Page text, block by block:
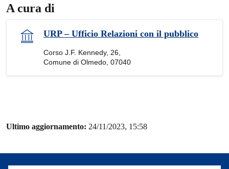
A cura di
URP – Ufficio Relazioni con il pubblico
Corso J.F. Kennedy, 26,
Comune di Olmedo, 07040
Ultimo aggiornamento: 24/11/2023, 15:58